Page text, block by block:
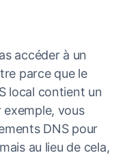
accéder à un
parce que le
local contient un
vous
DNS pour
au lieu de cela,